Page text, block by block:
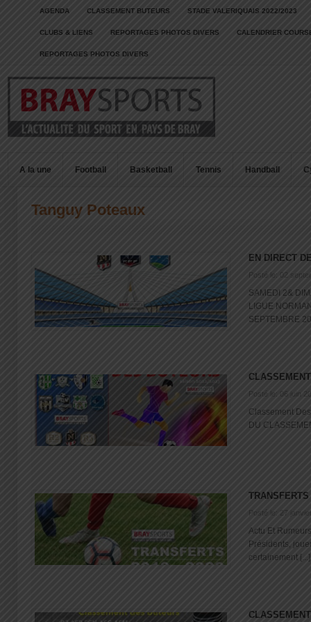
AGENDA CLASSEMENT BUTEURS STADE VALERIQUAIS 2022/2023
CLUBS & LIENS REPORTAGES PHOTOS DIVERS CALENDRIER
REPORTAGES PHOTOS DIVERS
A la une Football Basketball Tennis Handball
Tanguy Poteaux
EN DIRECT
Posté le: 02
SAMEDI 2&
LIGUE
SEPTEMBRE
Posté le: 06 juin
Classement
DU
TRANSFERTS
Posté le: 27
Actu Et
Présidents,
certainement [...]